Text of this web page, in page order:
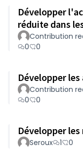
Développer
réduite dans
Contribution
0
0
Développer
Contribution
0
0
Développer
Seroux 1 0